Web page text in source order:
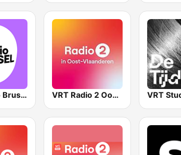
VRT Studio Brussel VRT Radio 2 Oost-Vlaanderen